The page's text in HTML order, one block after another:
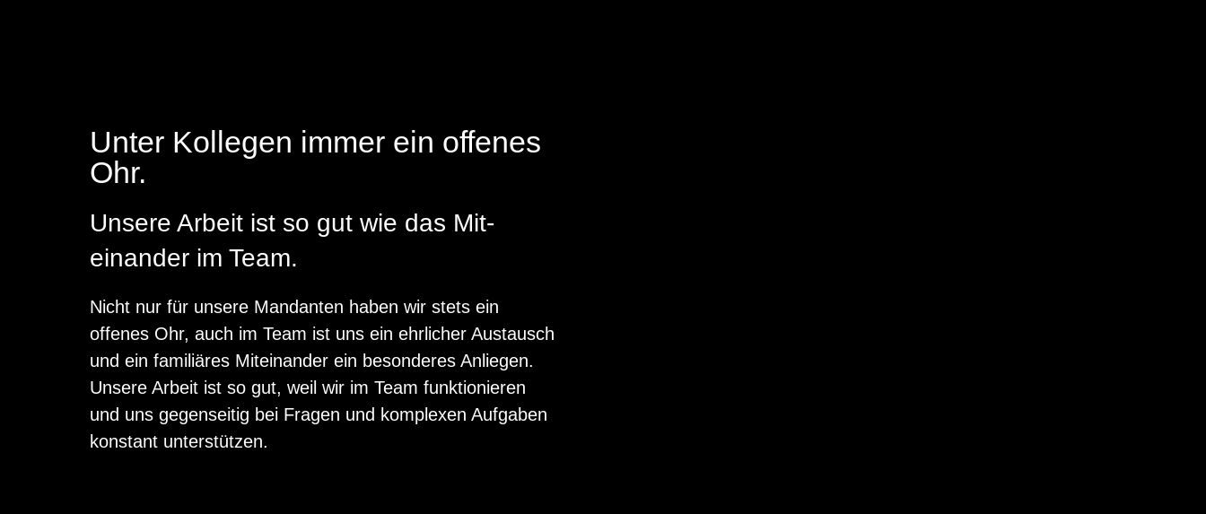
Unter Kollegen immer ein offenes
Ohr.
Unsere Arbeit ist so gut wie das Mit­
einander im Team.
Nicht nur für unsere Man­danten haben wir stets ein
offenes Ohr, auch im Team ist uns ein ehrlicher Aus­tausch
und ein fami­liäres Mit­ein­ander ein beson­deres Anliegen.
Unsere Arbeit ist so gut, weil wir im Team funk­tio­nieren
und uns gegen­seitig bei Fragen und kom­plexen Auf­gaben
konstant unter­stützen.